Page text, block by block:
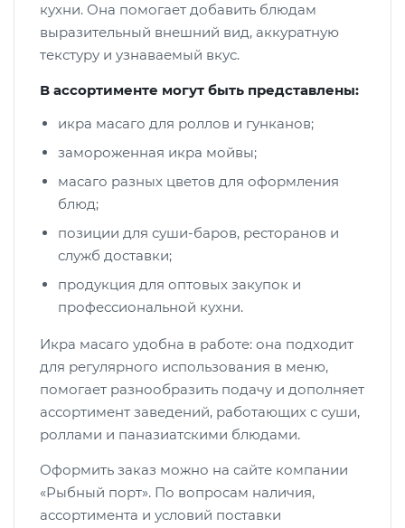
кухни. Она помогает добавить блюдам
выразительный внешний вид, аккуратную
текстуру и узнаваемый вкус.
В ассортименте могут быть представлены:
икра масаго для роллов и гунканов;
замороженная икра мойвы;
масаго разных цветов для оформления
блюд;
позиции для суши-баров, ресторанов и
служб доставки;
продукция для оптовых закупок и
профессиональной кухни.
Икра масаго удобна в работе: она подходит
для регулярного использования в меню,
помогает разнообразить подачу и дополняет
ассортимент заведений, работающих с суши,
роллами и паназиатскими блюдами.
Оформить заказ можно на сайте компании
«Рыбный порт». По вопросам наличия,
ассортимента и условий поставки